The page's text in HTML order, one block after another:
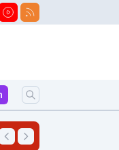
Silahla Vurulmuş